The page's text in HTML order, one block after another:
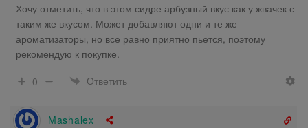
Хочу отметить, что в этом сидре арбузный вкус как у жвачек с
таким же вкусом. Может добавляют одни и те же
ароматизаторы, но все равно приятно пьется, поэтому
рекомендую к покупке.
0
Ответить
Mashalex